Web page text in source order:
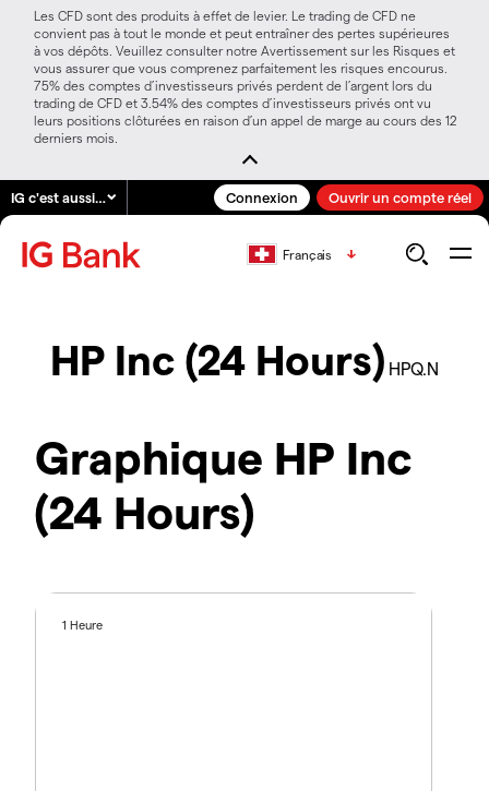
Les CFD sont des produits à effet de levier. Le trading de CFD ne
convient pas à tout le monde et peut entraîner des pertes supérieures
à vos dépôts. Veuillez consulter notre Avertissement sur les Risques et
vous assurer que vous comprenez parfaitement les risques encourus.
75% des comptes d’investisseurs privés perdent de l’argent lors du
trading de CFD et 3.54% des comptes d’investisseurs privés ont vu
leurs positions clôturées en raison d’un appel de marge au cours des 12
derniers mois.
IG c'est aussi… Connexion Ouvrir un compte réel
Français
HP Inc (24 Hours) HPQ.N
Graphique HP Inc
(24 Hours)
1 Heure